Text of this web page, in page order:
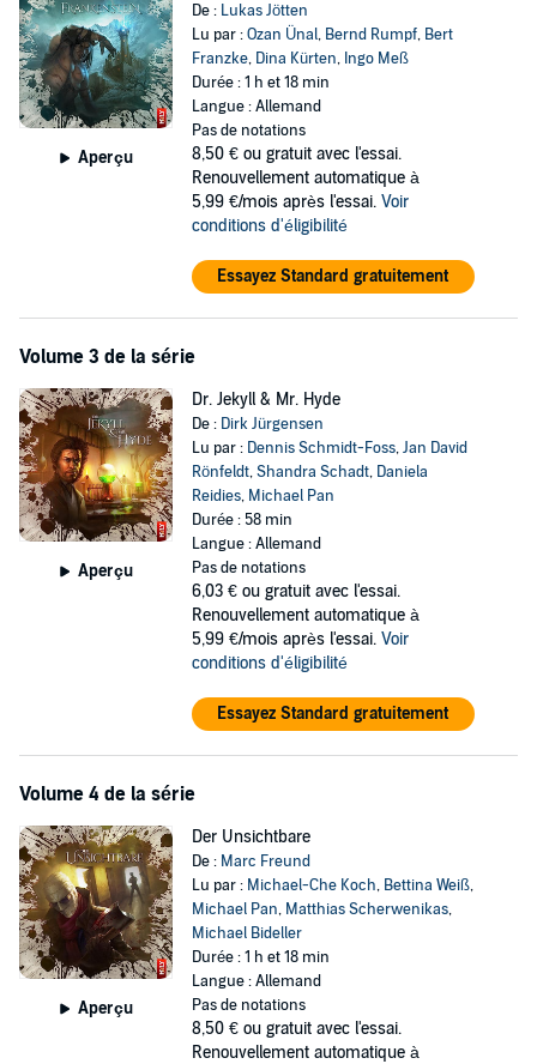
Aperçu
De : Lukas Jötten
Lu par :Ozan Ünal, Bernd Rumpf, Bert
Franzke, Dina Kürten, Ingo Meß
Durée : 1 h et 18 min
Langue : Allemand
Pas de notations
8,50 € ou gratuit avec l'essai.
Renouvellement automatique à
5,99 €/mois après l'essai. Voir
conditions d'éligibilité
Essayez Standard gratuitement
Volume 3 de la série
Aperçu
Dr. Jekyll & Mr. Hyde
De : Dirk Jürgensen
Lu par : Dennis Schmidt-Foss,Jan David
Rönfeldt,Shandra Schadt, Daniela
Reidies, Michael Pan
Durée : 58 min
Langue : Allemand
Pas de notations
6,03 € ou gratuit avec l'essai.
Renouvellement automatique à
5,99 €/mois après l'essai. Voir
conditions d'éligibilité
Essayez Standard gratuitement
Volume 4 de la série
Aperçu
Der Unsichtbare
De : Marc Freund
Lu par : Michael-Che Koch, Bettina Weiß,
Michael Pan, Matthias Scherwenikas,
Michael Bideller
Durée : 1 h et 18 min
Langue : Allemand
Pas de notations
8,50 € ou gratuit avec l'essai.
Renouvellement automatique à